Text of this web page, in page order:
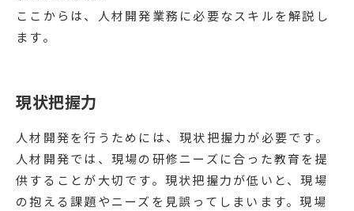
ここからは、人材開発業務に必要なスキルを解説し
ます。
現状把握力
人材開発を行うためには、現状把握力が必要です。
人材開発では、現場の研修ニーズに合った教育を提
供することが大切です。現状把握力が低いと、現場
の抱える課題やニーズを見誤ってしまいます。現場